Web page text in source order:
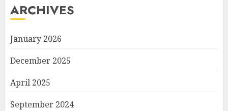
ARCHIVES
January 2026
December 2025
April 2025
September 2024